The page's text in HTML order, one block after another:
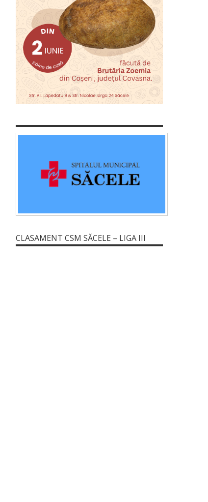
CLASAMENT CSM SĂCELE – LIGA III